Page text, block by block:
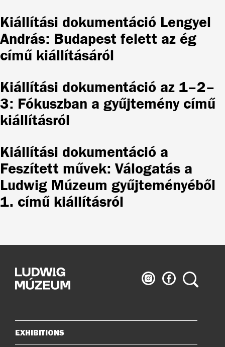
Kiállítási dokumentáció Lengyel
András: Budapest felett az ég
című kiállításáról
Kiállítási dokumentáció az 1–2–
3: Fókuszban a gyűjtemény című
kiállításról
Kiállítási dokumentáció a
Feszített művek: Válogatás a
Ludwig Múzeum gyűjteményéből
1. című kiállításról
Ludwig
Museum
Ludwig
Museum
Search
Sitemap
EXHIBITIONS